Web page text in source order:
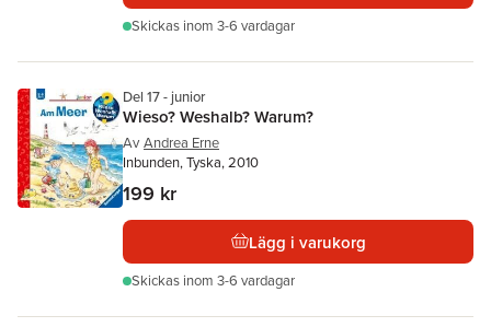
Skickas inom 3-6 vardagar
Del 17 - junior
Wieso? Weshalb? Warum?
Av Andrea Erne
Inbunden, Tyska, 2010
199 kr
Lägg i varukorg
Skickas inom 3-6 vardagar